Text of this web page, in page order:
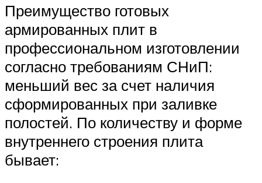
Преимущество готовых
армированных плит в
профессиональном изготовлении
согласно требованиям СНиП:
меньший вес за счет наличия
сформированных при заливке
полостей. По количеству и форме
внутреннего строения плита
бывает: